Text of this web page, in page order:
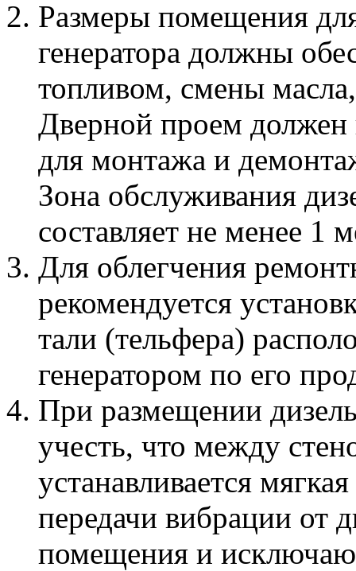
Размеры помещения
генератора должны
топливом, смены
Дверной проем должен
для монтажа и
Зона обслуживания
составляет не менее 1
Для облегчения
рекомендуется
тали (тельфера)
генератором по его
При размещении
учесть, что между
устанавливается
передачи вибрации от
помещения и